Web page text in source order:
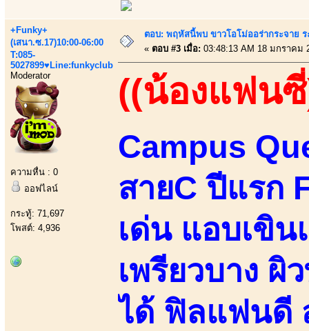
+Funky+
(เสนา.ซ.17)10:00-06:00
T:085-
5027899♥Line:funkyclub
Moderator
ความหื่น : 0
ออฟไลน์
กระทู้: 71,697
โพสต์: 4,936
ตอบ: พฤหัสนี้พบ ขาวโอโม่ออร่ากระจาย
« ตอบ #3 เมื่อ: 03:48:13 AM 18 มกราคม
((น้องแฟน
Campus
สายC ปีแรก
เด่น แอบเขิ
เพรียวบาง ผิ
ได้ ฟิลแฟนดี